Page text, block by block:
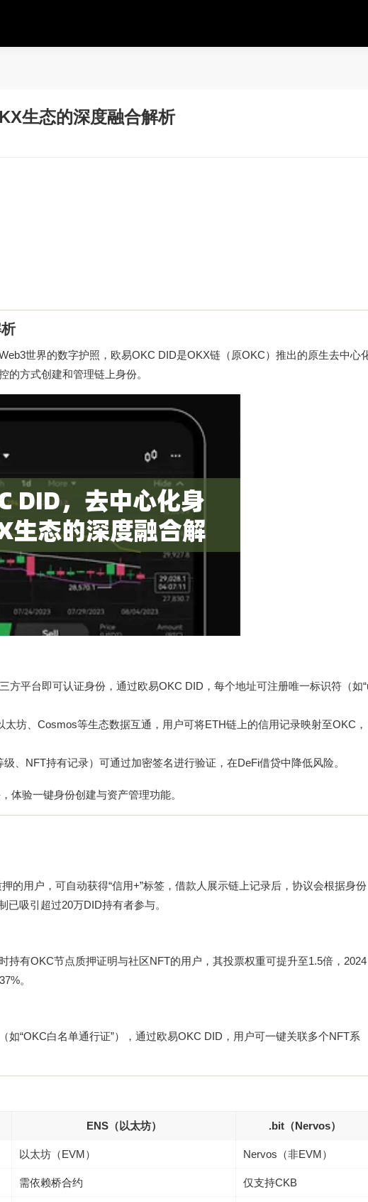
生态的深度融合解析
世界的数字护照，欧易OKC DID是OKX链（原OKC）推出的原生去中心
的方式创建和管理链上身份。
方平台即可认证身份，通过欧易OKC DID ，每个地址可注册唯一标识符（如
太坊、Cosmos等生态数据互通，用户可将ETH链上的信用记录映射至OKC，
、NFT持有记录）可通过加密签名进行验证，在DeFi借贷中降低风险。
体验一键身份创建与资产管理功能。
的用户，可自动获得“信用+”标签，借款人展示链上记录后，协议会根据身份
吸引超过20万DID持有者参与。
持有OKC节点质押证明与社区NFT的用户，其投票权重可提升至1.5倍，2024
。
如“OKC白名单通行证”），通过欧易OKC DID ，用户可一键关联多个NFT系
ENS（以太坊） .bit（Nervos）
以太坊（EVM） Nervos（非EVM）
需依赖桥合约 仅支持CKB